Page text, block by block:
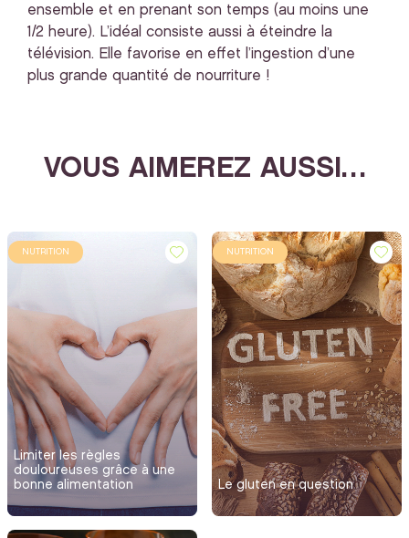
ensemble et en prenant son temps (au moins une
1/2 heure). L’idéal consiste aussi à éteindre la
télévision. Elle favorise en effet l’ingestion d’une
plus grande quantité de nourriture !
VOUS AIMEREZ AUSSI…
NUTRITION
Limiter les règles
douloureuses grâce à une
bonne alimentation
NUTRITION
Le gluten en question